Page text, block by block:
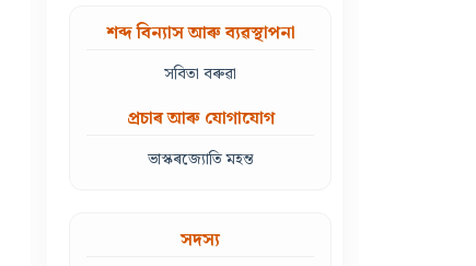
শব্দ বিন্যাস আৰু ব্যৱস্থাপনা
সবিতা বৰুৱা
প্ৰচাৰ আৰু যোগাযোগ
ভাস্কৰজ্যোতি মহন্ত
সদস্য